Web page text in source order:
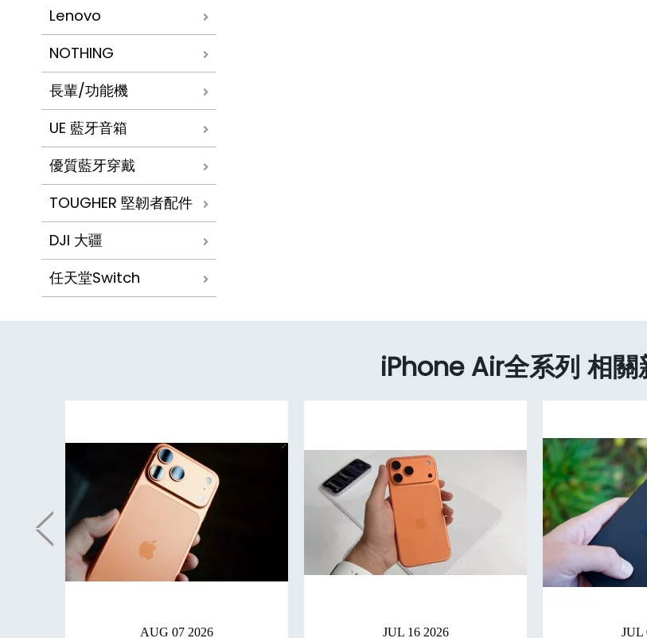
Lenovo
NOTHING
長輩/功能機
UE 藍牙音箱
優質藍牙穿戴
TOUGHER 堅韌者配件
DJI 大疆
任天堂Switch
iPhone Air全系列 相關
AUG 07 2026 JUL 16 2026 JUL